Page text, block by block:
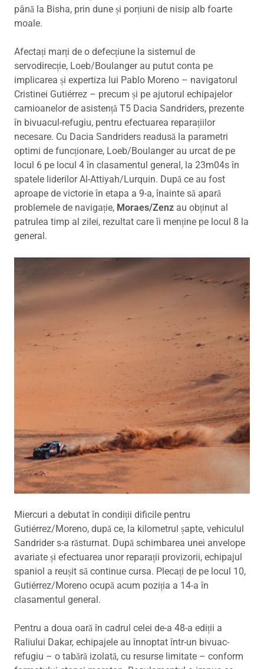
până la Bisha, prin dune și porțiuni de nisip alb foarte
moale.
Afectați marți de o defecțiune la sistemul de
servodirecție, Loeb/Boulanger au putut conta pe
implicarea și expertiza lui Pablo Moreno – navigatorul
Cristinei Gutiérrez – precum și pe ajutorul echipajelor
camioanelor de asistență T5 Dacia Sandriders, prezente
în bivuacul-refugiu, pentru efectuarea reparațiilor
necesare. Cu Dacia Sandriders readusă la parametri
optimi de funcționare, Loeb/Boulanger au urcat de pe
locul 6 pe locul 4 în clasamentul general, la 23m04s în
spatele liderilor Al-Attiyah/Lurquin. După ce au fost
aproape de victorie în etapa a 9-a, înainte să apară
problemele de navigație, Moraes/Zenz au obținut al
patrulea timp al zilei, rezultat care îi menține pe locul 8 la
general.
Miercuri a debutat în condiții dificile pentru
Gutiérrez/Moreno, după ce, la kilometrul șapte, vehiculul
Sandrider s-a răsturnat. După schimbarea unei anvelope
avariate și efectuarea unor reparații provizorii, echipajul
spaniol a reușit să continue cursa. Plecați de pe locul 10,
Gutiérrez/Moreno ocupă acum poziția a 14-a în
clasamentul general.
Pentru a doua oară în cadrul celei de-a 48-a ediții a
Raliului Dakar, echipajele au înnoptat într-un bivuac-
refugiu – o tabără izolată, cu resurse limitate – conform